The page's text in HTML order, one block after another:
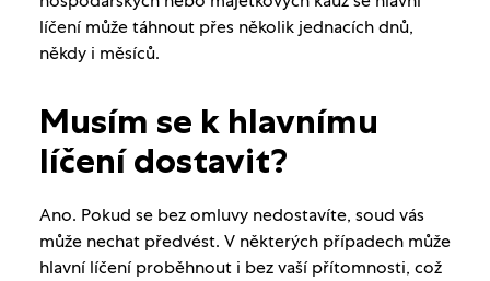
líčení může táhnout přes několik jednacích dnů,
někdy i měsíců.
Musím se k hlavnímu
líčení dostavit?
Ano. Pokud se bez omluvy nedostavíte, soud vás
může nechat předvést. V některých případech může
hlavní líčení proběhnout i bez vaší přítomnosti, což